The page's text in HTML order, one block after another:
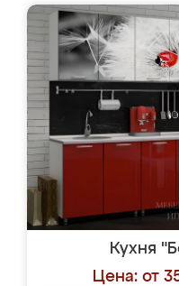
Кухня
Цена: от